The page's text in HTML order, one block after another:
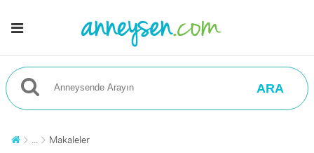
ARA
... Makaleler